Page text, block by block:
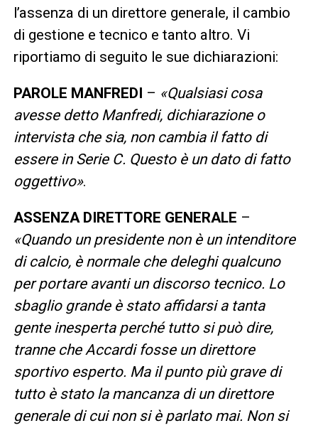
l’assenza di un direttore generale, il cambio
di gestione e tecnico e tanto altro. Vi
riportiamo di seguito le sue dichiarazioni:
PAROLE MANFREDI – «Qualsiasi cosa
avesse detto Manfredi, dichiarazione o
intervista che sia, non cambia il fatto di
essere in Serie C. Questo è un dato di fatto
oggettivo».
ASSENZA DIRETTORE GENERALE –
«Quando un presidente non è un intenditore
di calcio, è normale che deleghi qualcuno
per portare avanti un discorso tecnico. Lo
sbaglio grande è stato affidarsi a tanta
gente inesperta perché tutto si può dire,
tranne che Accardi fosse un direttore
sportivo esperto. Ma il punto più grave di
tutto è stato la mancanza di un direttore
generale di cui non si è parlato mai. Non si